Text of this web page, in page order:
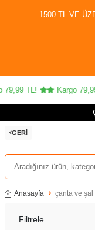
1500 TL VE
79,99 TL! Kargo
GERI
Anasayfa çanta ve şal
Filtrele